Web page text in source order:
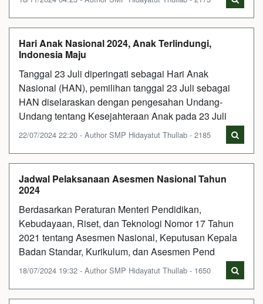
Hari Anak Nasional 2024, Anak Terlindungi,
Indonesia Maju
Tanggal 23 Juli diperingati sebagai Hari Anak
Nasional (HAN), pemilihan tanggal 23 Juli sebagai
HAN diselaraskan dengan pengesahan Undang-
Undang tentang Kesejahteraan Anak pada 23 Juli
22/07/2024 22:20 - Author SMP Hidayatut Thullab - 2185
Jadwal Pelaksanaan Asesmen Nasional Tahun
2024
Berdasarkan Peraturan Menteri Pendidikan,
Kebudayaan, Riset, dan Teknologi Nomor 17 Tahun
2021 tentang Asesmen Nasional, Keputusan Kepala
Badan Standar, Kurikulum, dan Asesmen Pend
18/07/2024 19:32 - Author SMP Hidayatut Thullab - 1650